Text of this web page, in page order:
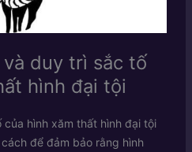
duy trì sắc tố
hình đại tội
hình xăm thất hình đại tội
để đảm bảo rằng hình